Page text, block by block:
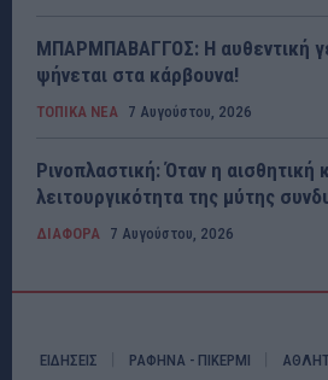
ΜΠΑΡΜΠΑΒΑΓΓΟΣ: Η αυθεντική
ψήνεται στα κάρβουνα!
ΤΟΠΙΚΑ ΝΕΑ 7 Αυγούστου, 2026
Ρινοπλαστική: Όταν η αισθητική
λειτουργικότητα της μύτης
ΔΙΑΦΟΡΑ 7 Αυγούστου, 2026
ΕΙΔΗΣΕΙΣ ΡΑΦΗΝΑ - ΠΙΚΕΡΜΙ